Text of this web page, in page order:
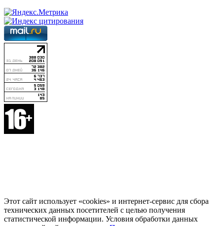
Этот сайт использует «cookies» и интернет-сервис для сбора
технических данных посетителей с целью получения
статистической информации. Условия обработки данных